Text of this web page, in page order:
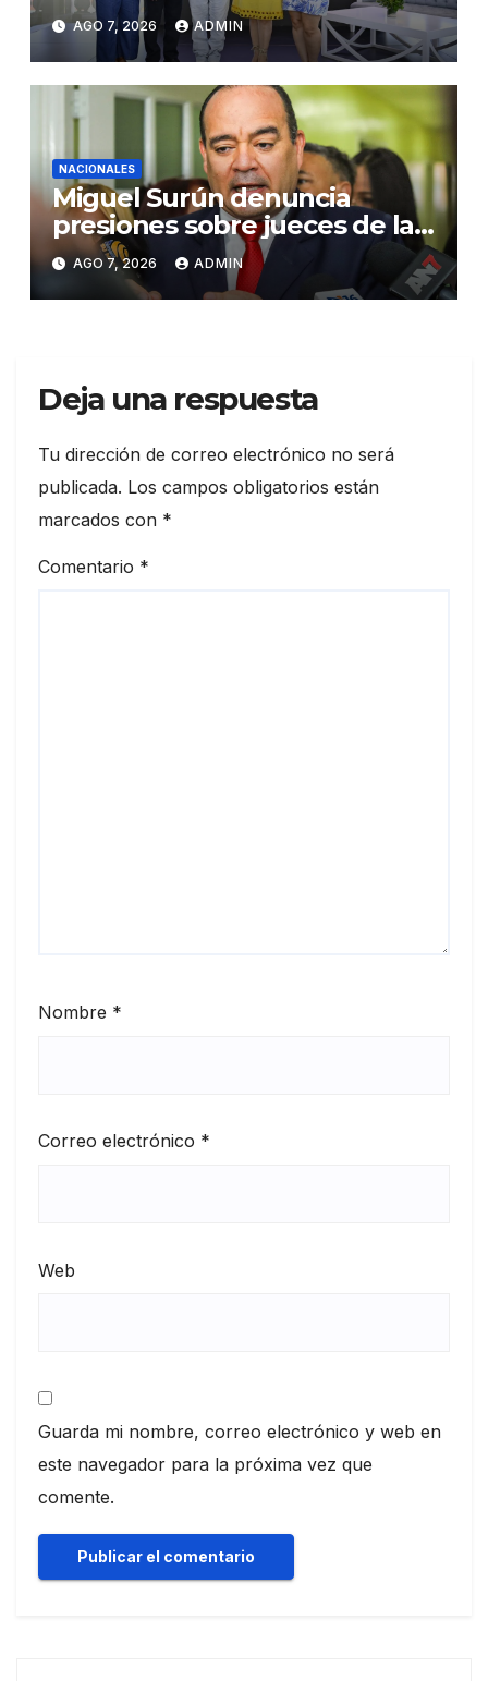
Congreso de Artesanos de
Santiago
AGO 7, 2026 ADMIN
NACIONALES
Miguel Surún denuncia
presiones sobre jueces de la
Suprema Corte de Justicia
AGO 7, 2026 ADMIN
Deja una respuesta
Tu dirección de correo electrónico no será
publicada. Los campos obligatorios están
marcados con *
Comentario *
Nombre *
Correo electrónico *
Web
Guarda mi nombre, correo electrónico y web en
este navegador para la próxima vez que
comente.